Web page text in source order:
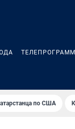
по США